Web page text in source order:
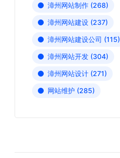
漳州网站制作 (268)
漳州网站建设 (237)
漳州网站建设公司 (115)
漳州网站开发 (304)
漳州网站设计 (271)
网站维护 (285)